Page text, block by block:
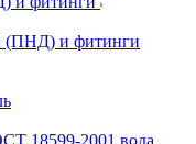
(ПНД) и фитинги
18599-2001 вода